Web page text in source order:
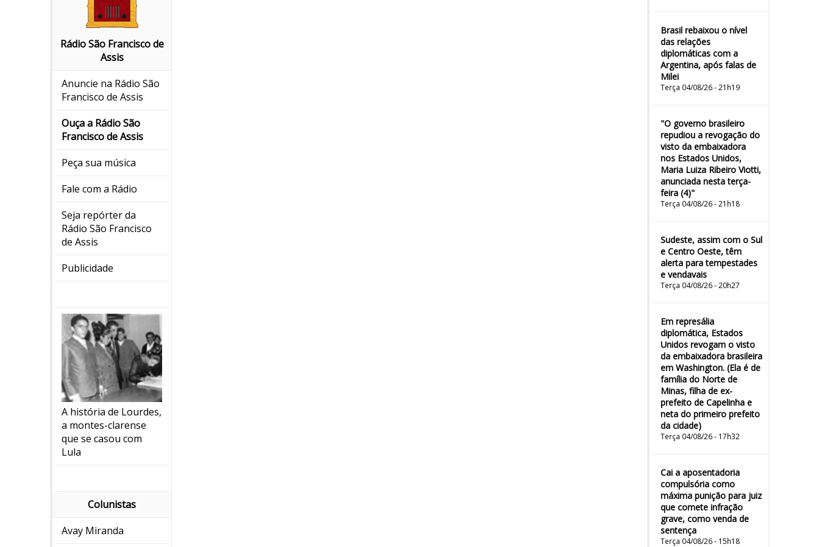
Rádio São Francisco de
Assis
Anuncie na Rádio São
Francisco de Assis
Ouça a Rádio São
Francisco de Assis
Peça sua música
Fale com a Rádio
Seja repórter da
Rádio São Francisco
de Assis
Publicidade
A história de Lourdes,
a montes-clarense
que se casou com
Lula
Colunistas
Avay Miranda
Brasil rebaixou o nível
das relações
diplomáticas com a
Argentina, após falas de
Milei
Terça 04/08/26 - 21h19
"O governo brasileiro
repudiou a revogação do
visto da embaixadora
nos Estados Unidos,
Maria Luiza Ribeiro Viotti,
anunciada nesta terça-
feira (4)"
Terça 04/08/26 - 21h18
Sudeste, assim com o Sul
e Centro Oeste, têm
alerta para tempestades
e vendavais
Terça 04/08/26 - 20h27
Em represália
diplomática, Estados
Unidos revogam o visto
da embaixadora brasileira
em Washington. (Ela é de
família do Norte de
Minas, filha de ex-
prefeito de Capelinha e
neta do primeiro prefeito
da cidade)
Terça 04/08/26 - 17h32
Cai a aposentadoria
compulsória como
máxima punição para juiz
que comete infração
grave, como venda de
sentença
Terça 04/08/26 - 15h18